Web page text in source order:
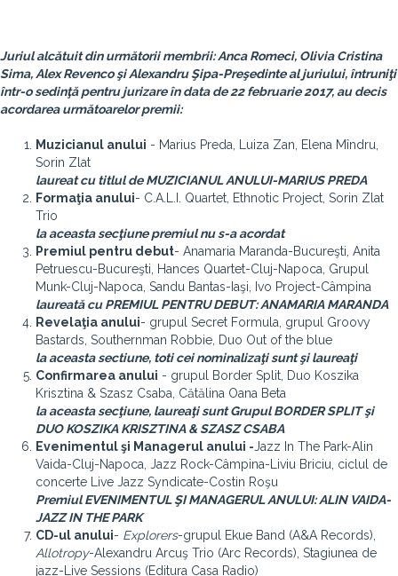
Juriul alcătuit din următorii membrii: Anca Romeci, Olivia Cristina
Sima, Alex Revenco şi Alexandru Şipa-Preşedinte al juriului, întruniţi
într-o sedinţă pentru jurizare în data de 22 februarie 2017, au decis
acordarea următoarelor premii:
Muzicianul anului - Marius Preda, Luiza Zan, Elena Mîndru,
Sorin Zlat
laureat cu titlul de MUZICIANUL ANULUI-MARIUS PREDA
Formaţia anului- C.A.L.I. Quartet, Ethnotic Project, Sorin Zlat
Trio
la aceasta secţiune premiul nu s-a acordat
Premiul pentru debut- Anamaria Maranda-Bucureşti, Anita
Petruescu-Bucureşti, Hances Quartet-Cluj-Napoca, Grupul
Munk-Cluj-Napoca, Sandu Bantas-Iaşi, Ivo Project-Câmpina
laureată cu PREMIUL PENTRU DEBUT: ANAMARIA MARANDA
Revelaţia anului- grupul Secret Formula, grupul Groovy
Bastards, Southernman Robbie, Duo Out of the blue
la aceasta sectiune, toti cei nominalizaţi sunt şi laureaţi
Confirmarea anului - grupul Border Split, Duo Koszika
Krisztina & Szasz Csaba, Cătălina Oana Beta
la aceasta secţiune, laureaţi sunt Grupul BORDER SPLIT şi
DUO KOSZIKA KRISZTINA & SZASZ CSABA
Evenimentul şi Managerul anului -Jazz In The Park-Alin
Vaida-Cluj-Napoca, Jazz Rock-Câmpina-Liviu Briciu, ciclul de
concerte Live Jazz Syndicate-Costin Roşu
Premiul EVENIMENTUL ŞI MANAGERUL ANULUI: ALIN VAIDA-
JAZZ IN THE PARK
CD-ul anului-  Explorers-grupul Ekue Band (A&A Records),
Allotropy-Alexandru Arcuş Trio (Arc Records), Stagiunea de
jazz-Live Sessions (Editura Casa Radio)